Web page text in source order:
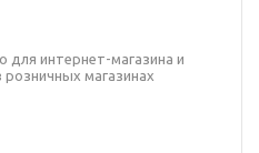
для интернет-магазина и
магазинах